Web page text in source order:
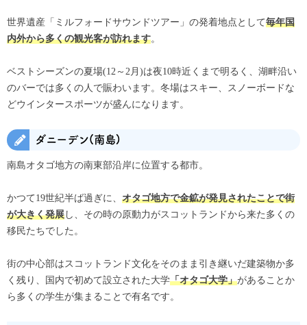
世界遺産「ミルフォードサウンドツアー」の発着地点として毎年国
内外から多くの観光客が訪れます。
ベストシーズンの夏場(12～2月)は夜10時近くまで明るく、湖畔沿い
のバーでは多くの人で賑わいます。冬場はスキー、スノーボードな
どウインタースポーツが盛んになります。
ダニーデン(南島)
南島オタゴ地方の南東部沿岸に位置する都市。
かつて19世紀半ば過ぎに、
オタゴ地方で金鉱が発見されたことで街
が大きく発展 し、その時の原動力がスコットランドから来た多くの
移民たちでした。
街の中心部はスコットランド文化をそのまま引き継いだ建築物か多
く残り、国内で初めて設立された大学「オタゴ大学」があることか
ら多くの学生が集まることで有名です。